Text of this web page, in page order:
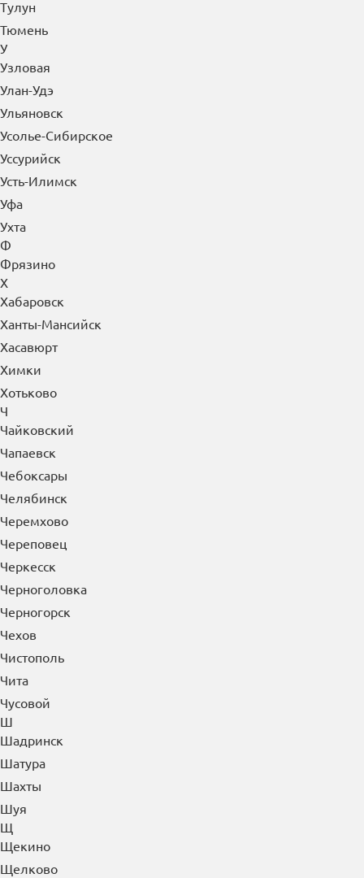
Тулун
Тюмень
У
Узловая
Улан-Удэ
Ульяновск
Усолье-Сибирское
Уссурийск
Усть-Илимск
Уфа
Ухта
Ф
Фрязино
Х
Хабаровск
Ханты-Мансийск
Хасавюрт
Химки
Хотьково
Ч
Чайковский
Чапаевск
Чебоксары
Челябинск
Черемхово
Череповец
Черкесск
Черноголовка
Черногорск
Чехов
Чистополь
Чита
Чусовой
Ш
Шадринск
Шатура
Шахты
Шуя
Щ
Щекино
Щелково